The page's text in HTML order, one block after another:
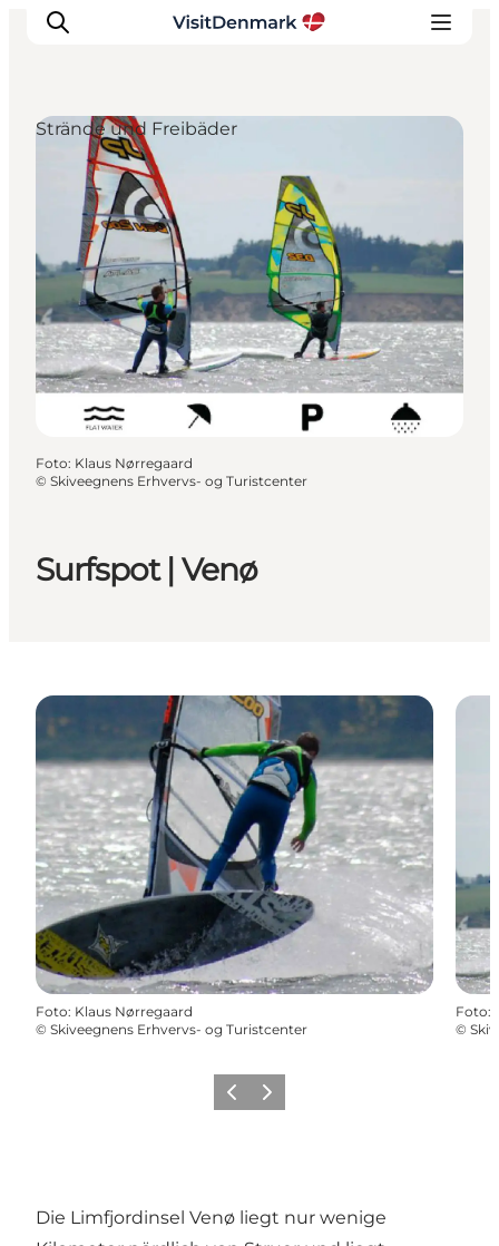
Inspiration
Regionen
Erlebnisse
Unterkünfte
Reiseplanung
Surfspot | Venø
Strände und Freibäder
Foto: Klaus Nørregaard
© Skiveegnens Erhvervs- og Turistcenter
Foto: Klaus Nørregaard
© Skiveegnens Erhvervs- og Turistcenter
Foto:
©
ZurückWeiter
Die Limfjordinsel Venø liegt nur wenige